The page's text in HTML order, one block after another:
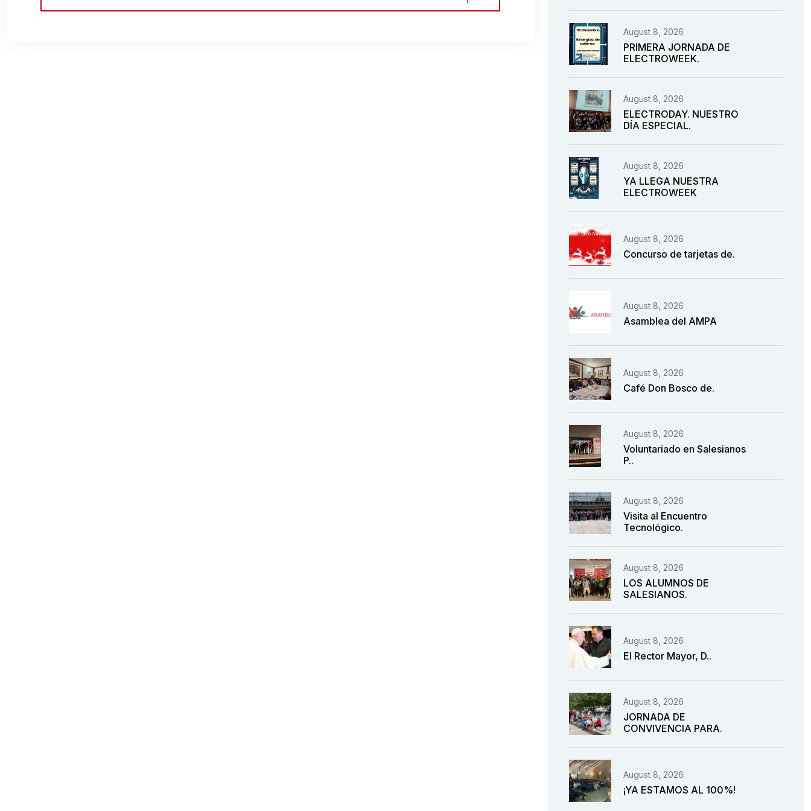
August 8, 2026
PRIMERA JORNADA DE
ELECTROWEEK.
August 8, 2026
ELECTRODAY. NUESTRO
DÍA ESPECIAL.
August 8, 2026
YA LLEGA NUESTRA
ELECTROWEEK
August 8, 2026
Concurso de tarjetas de.
August 8, 2026
Asamblea del AMPA
August 8, 2026
Café Don Bosco de.
August 8, 2026
Voluntariado en Salesianos
P..
August 8, 2026
Visita al Encuentro
Tecnológico.
August 8, 2026
LOS ALUMNOS DE
SALESIANOS.
August 8, 2026
El Rector Mayor, D..
August 8, 2026
JORNADA DE
CONVIVENCIA PARA.
August 8, 2026
¡YA ESTAMOS AL 100%!